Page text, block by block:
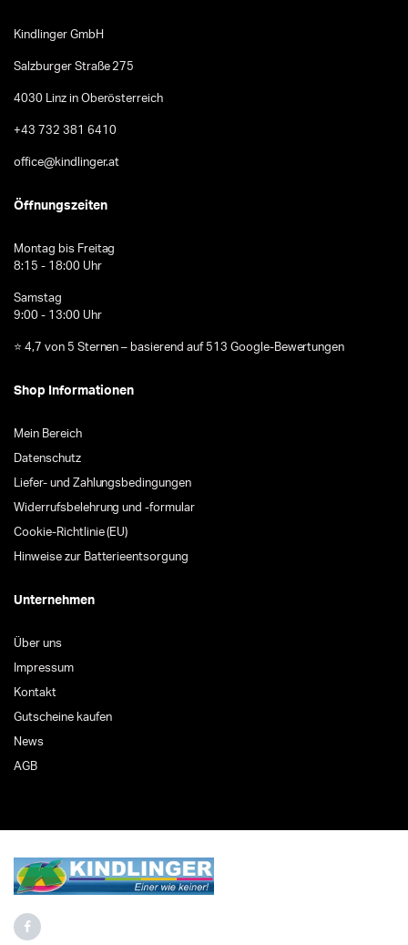
Kindlinger GmbH
Salzburger Straße 275
4030 Linz in Oberösterreich
+43 732 381 6410
office@kindlinger.at
Öffnungszeiten
Montag bis Freitag
8:15 - 18:00 Uhr
Samstag
9:00 - 13:00 Uhr
⭐ 4,7 von 5 Sternen – basierend auf 513 Google-Bewertungen
Shop Informationen
Mein Bereich
Datenschutz
Liefer- und Zahlungsbedingungen
Widerrufsbelehrung und -formular
Cookie-Richtlinie (EU)
Hinweise zur Batterieentsorgung
Unternehmen
Über uns
Impressum
Kontakt
Gutscheine kaufen
News
AGB